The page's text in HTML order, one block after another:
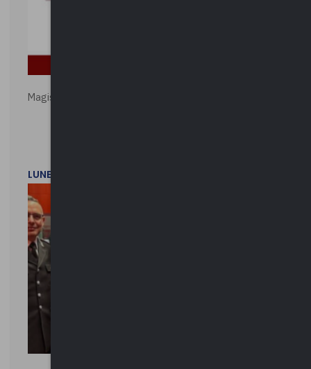
Magistratura e Costituzione. Le ragioni del SÌ e del NO
LUNEDì 1 DICEMBRE 2025